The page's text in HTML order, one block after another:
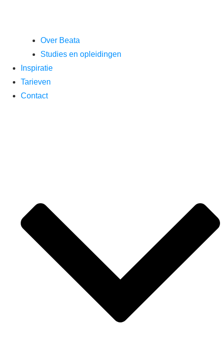
Over Beata
Studies en opleidingen
Inspiratie
Tarieven
Contact